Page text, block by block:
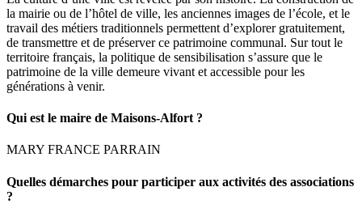
la mairie ou de l’hôtel de ville, les anciennes images de l’école, et le
travail des métiers traditionnels permettent d’explorer gratuitement,
de transmettre et de préserver ce patrimoine communal. Sur tout le
territoire français, la politique de sensibilisation s’assure que le
patrimoine de la ville demeure vivant et accessible pour les
générations à venir.
Qui est le maire de Maisons-Alfort ?
MARY FRANCE PARRAIN
Quelles démarches pour participer aux activités des associations
?